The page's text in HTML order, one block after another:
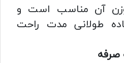
آن مناسب است و
طولانی مدت راحت
صرفه